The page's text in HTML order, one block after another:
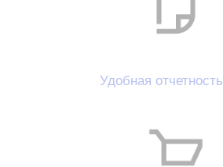
Удобная отчетность